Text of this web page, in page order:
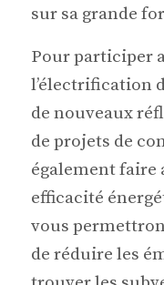
sur sa grande
Pour participer
l’électrification
de nouveaux
de projets de
également faire
efficacité
vous
de réduire les